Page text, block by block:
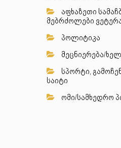
აფხაზეთი
მებრძოლები
პოლიტიკა
მეცნიერება/
სპორტი,
საიტი
ომი/სამხედრო